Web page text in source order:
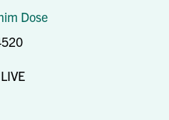
Dose